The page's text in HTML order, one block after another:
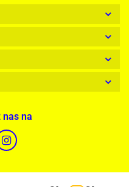
na